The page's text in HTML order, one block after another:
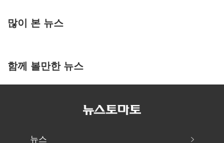
많이 본 뉴스
함께 볼만한 뉴스
뉴스